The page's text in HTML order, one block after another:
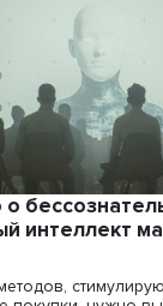
личности:
людей
интеллект (ИИ)
и